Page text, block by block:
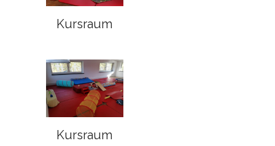
Kursraum
Kursraum